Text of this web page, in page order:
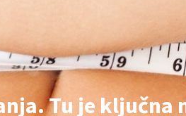
Tu je ključna